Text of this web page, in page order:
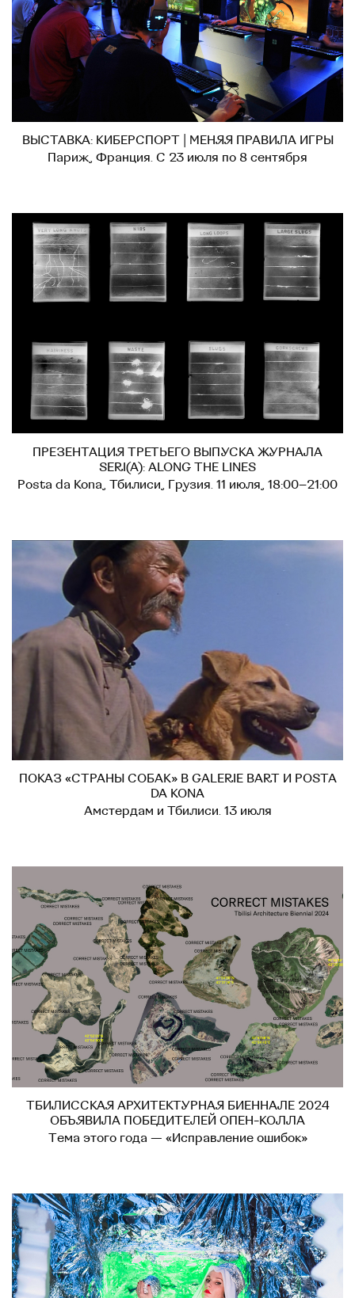
ВЫСТАВКА: КИБЕРСПОРТ | МЕНЯЯ ПРАВИЛА ИГРЫ
Париж, Франция. С 23 июля по 8 сентября
ПРЕЗЕНТАЦИЯ ТРЕТЬЕГО ВЫПУСКА ЖУРНАЛА
SERI(A): ALONG THE LINES
Posta da Kona, Тбилиси, Грузия. 11 июля, 18:00–21:00
ПОКАЗ «СТРАНЫ СОБАК» В GALERIE BART И POSTA
DA KONA
Амстердам и Тбилиси. 13 июля
ТБИЛИССКАЯ АРХИТЕКТУРНАЯ БИЕННАЛЕ 2024
ОБЪЯВИЛА ПОБЕДИТЕЛЕЙ ОПЕН-КОЛЛА
Тема этого года — «Исправление ошибок»